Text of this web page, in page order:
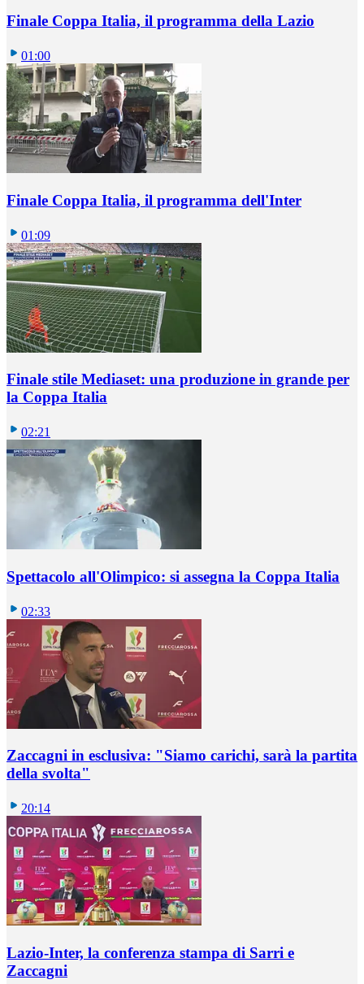
Finale Coppa Italia, il programma della Lazio
01:00
Finale Coppa Italia, il programma dell'Inter
01:09
Finale stile Mediaset: una produzione in grande per
la Coppa Italia
02:21
Spettacolo all'Olimpico: si assegna la Coppa Italia
02:33
Zaccagni in esclusiva: "Siamo carichi, sarà la partita
della svolta"
20:14
Lazio-Inter, la conferenza stampa di Sarri e
Zaccagni